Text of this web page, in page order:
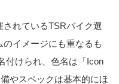
れているTSRバイク選
イメージにも重なるも
付けられ、色名は「Icon
やスペックは基本的にほ